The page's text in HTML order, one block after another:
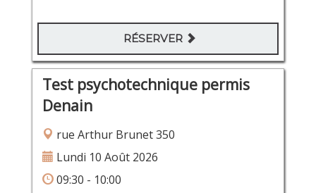
RÉSERVER
Test psychotechnique permis
Denain
rue Arthur Brunet 350
Lundi 10 Août 2026
09:30 - 10:00